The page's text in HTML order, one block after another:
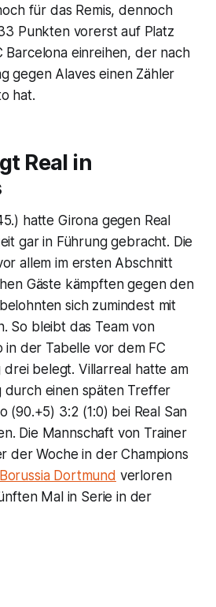
für das Remis, dennoch
Punkten vorerst auf Platz
Barcelona einreihen, der nach
gegen Alaves einen Zähler
hat.
Real in
hatte Girona gegen Real
gar in Führung gebracht. Die
allem im ersten Abschnitt
Gäste kämpften gegen den
sich zumindest mit
So bleibt das Team von
in der Tabelle vor dem FC
drei belegt. Villarreal hatte am
durch einen späten Treffer
(90.+5) 3:2 (1:0) bei Real San
Die Mannschaft von Trainer
der Woche in der Champions
Borussia Dortmund verloren
Mal in Serie in der